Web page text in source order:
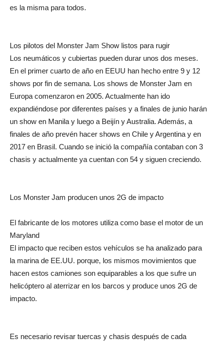
es la misma para todos.
Los pilotos del Monster Jam Show listos para rugir
Los neumáticos y cubiertas pueden durar unos dos meses.
En el primer cuarto de año en EEUU han hecho entre 9 y 12
shows por fin de semana. Los shows de Monster Jam en
Europa comenzaron en 2005. Actualmente han ido
expandiéndose por diferentes países y a finales de junio harán
un show en Manila y luego a Beijín y Australia. Además, a
finales de año prevén hacer shows en Chile y Argentina y en
2017 en Brasil. Cuando se inició la compañía contaban con 3
chasis y actualmente ya cuentan con 54 y siguen creciendo.
Los Monster Jam producen unos 2G de impacto
El fabricante de los motores utiliza como base el motor de un
Maryland
El impacto que reciben estos vehículos se ha analizado para
la marina de EE.UU. porque, los mismos movimientos que
hacen estos camiones son equiparables a los que sufre un
helicóptero al aterrizar en los barcos y produce unos 2G de
impacto.
Es necesario revisar tuercas y chasis después de cada